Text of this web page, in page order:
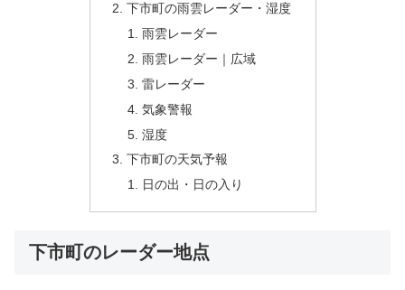
下市町の雨雲レーダー・湿度
雨雲レーダー
雨雲レーダー｜広域
雷レーダー
気象警報
湿度
下市町の天気予報
日の出・日の入り
下市町のレーダー地点